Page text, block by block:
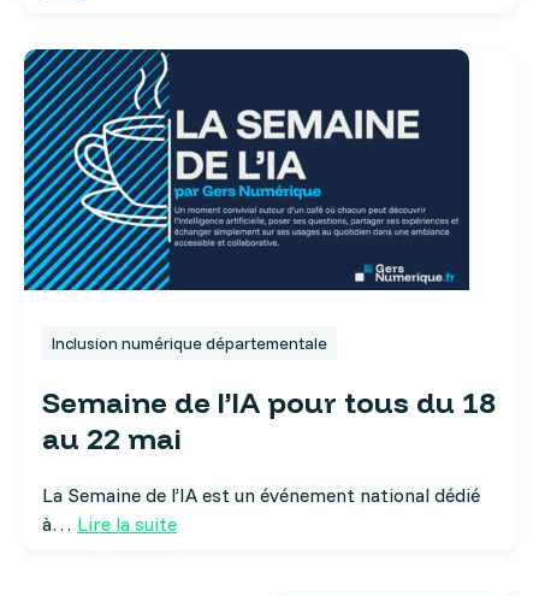
Inclusion numérique départementale
Semaine de l’IA pour tous du 18
au 22 mai
La Semaine de l’IA est un événement national dédié
à… Lire la suite